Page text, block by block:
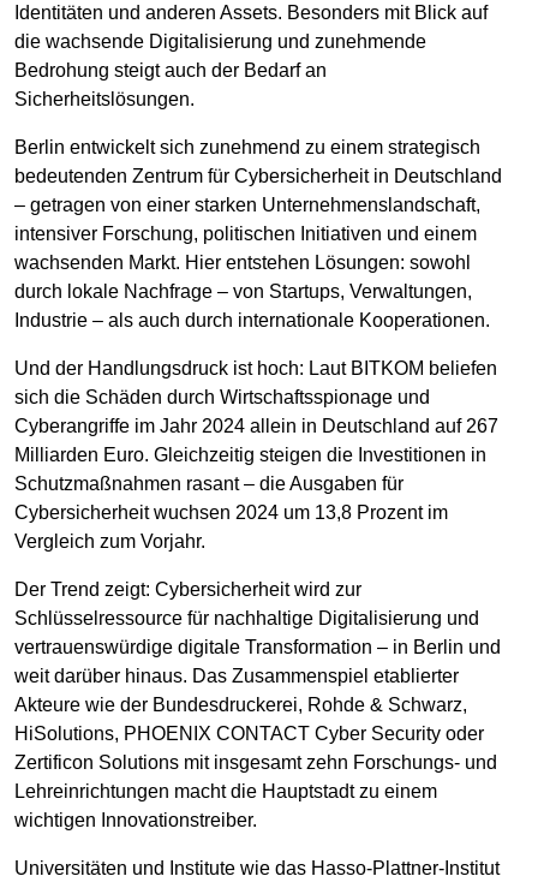
Identitäten und anderen Assets. Besonders mit Blick auf
die wachsende Digitalisierung und zunehmende
Bedrohung steigt auch der Bedarf an
Sicherheitslösungen.
Berlin entwickelt sich zunehmend zu einem strategisch
bedeutenden Zentrum für Cybersicherheit in Deutschland
– getragen von einer starken Unternehmenslandschaft,
intensiver Forschung, politischen Initiativen und einem
wachsenden Markt. Hier entstehen Lösungen: sowohl
durch lokale Nachfrage – von Startups, Verwaltungen,
Industrie – als auch durch internationale Kooperationen.
Und der Handlungsdruck ist hoch: Laut BITKOM beliefen
sich die Schäden durch Wirtschaftsspionage und
Cyberangriffe im Jahr 2024 allein in Deutschland auf 267
Milliarden Euro. Gleichzeitig steigen die Investitionen in
Schutzmaßnahmen rasant – die Ausgaben für
Cybersicherheit wuchsen 2024 um 13,8 Prozent im
Vergleich zum Vorjahr.
Der Trend zeigt: Cybersicherheit wird zur
Schlüsselressource für nachhaltige Digitalisierung und
vertrauenswürdige digitale Transformation – in Berlin und
weit darüber hinaus. Das Zusammenspiel etablierter
Akteure wie der Bundesdruckerei, Rohde & Schwarz,
HiSolutions, PHOENIX CONTACT Cyber Security oder
Zertificon Solutions mit insgesamt zehn Forschungs- und
Lehreinrichtungen macht die Hauptstadt zu einem
wichtigen Innovationstreiber.
Universitäten und Institute wie das Hasso-Plattner-Institut